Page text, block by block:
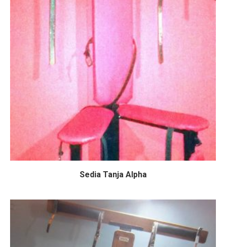
Sedia Tanja Alpha